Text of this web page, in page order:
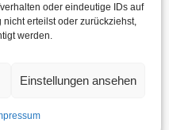
oder eindeutige IDs auf
erteilst oder zurückziehst,
werden.
Einstellungen ansehen